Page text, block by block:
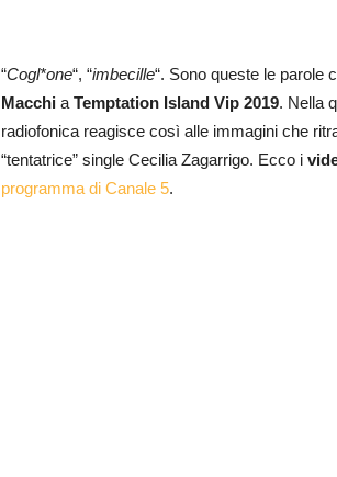
“Cogl*one“, “imbecille“. Sono queste le parole
Macchi a Temptation Island Vip 2019. Nella
radiofonica reagisce così alle immagini che
“tentatrice” single Cecilia Zagarrigo. Ecco i
programma di Canale 5.